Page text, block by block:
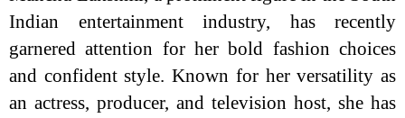
Indian entertainment industry, has recently
garnered attention for her bold fashion choices
and confident style. Known for her versatility as
an actress, producer, and television host, she has